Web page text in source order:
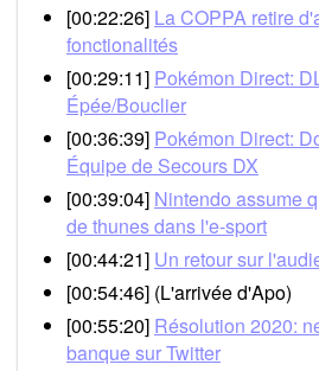
[00:22:26] La COPPA retire
fonctionalités
[00:29:11] Pokémon Direct:
Épée/Bouclier
[00:36:39] Pokémon Direct:
Équipe de Secours DX
[00:39:04] Nintendo assume
de thunes dans l'e-sport
[00:44:21] Un retour sur
[00:54:46] (L'arrivée d'Apo)
[00:55:20] Résolution 2020:
banque sur Twitter